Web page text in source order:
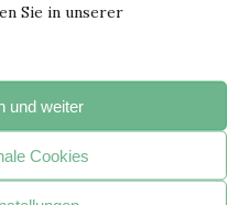
Sie in unserer
und weiter
Cookies
KOMMENTAR